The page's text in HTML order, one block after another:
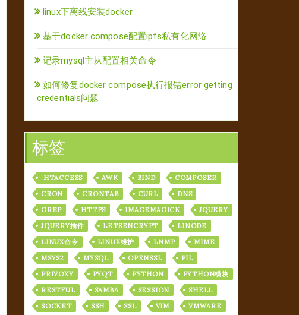
linux下离线安装docker
基于docker compose配置ipfs私有化网络
记录mysql主从配置相关命令
如何修复docker compose执行报错error getting
credentials问题
标签
.HTACCESS AWK BIND
COMPOSER
CRON
CRONTAB CURL
DNS
GREP
HTTPS IMAGEMAGICK
JQUERY
JQUERY插件
LETSENCRYPT
LINODE
LINUX命令
LINUX维护 LNMP
MIME
MSYS2
MYSQL OPENSSL
PIL
PRIVOXY
PYQT PYTHON
PYTHON模块
RESTFUL
SAMBA SESSION
SHELL
SOCKET
SSH SSL VIM
VMWARE